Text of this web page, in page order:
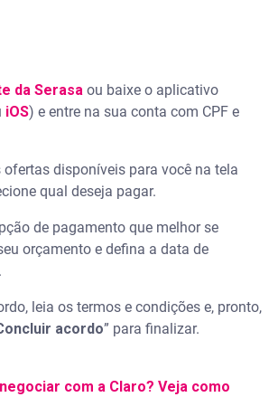
da Serasa ou baixe o aplicativo
iOS) e entre na sua conta com CPF e
ofertas disponíveis para você na tela
qual deseja pagar.
de pagamento que melhor se
orçamento e defina a data de
leia os termos e condições e, pronto,
acordo” para finalizar.
com a Claro? Veja como